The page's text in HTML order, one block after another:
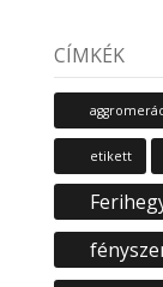
CÍMKÉK
etikett